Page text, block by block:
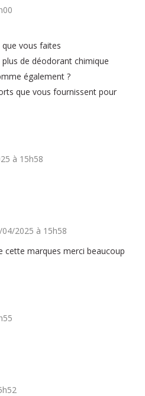
vous faites
de déodorant chimique
également ?
que vous fournissent pour
à 15h58
04/2025 à 15h58
cette marques merci beaucoup